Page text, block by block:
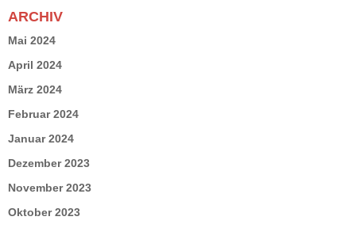
ARCHIV
Mai 2024
April 2024
März 2024
Februar 2024
Januar 2024
Dezember 2023
November 2023
Oktober 2023